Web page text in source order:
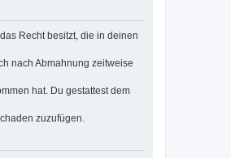
Recht besitzt, die in deinen
nach Abmahnung zeitweise
hat. Du gestattest dem
zuzufügen.